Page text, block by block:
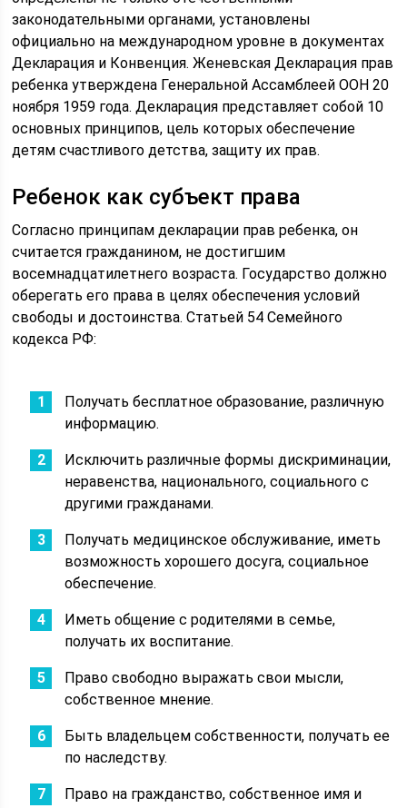
законодательными органами, установлены
официально на международном уровне в документах
Декларация и Конвенция. Женевская Декларация прав
ребенка утверждена Генеральной Ассамблеей ООН 20
ноября 1959 года. Декларация представляет собой 10
основных принципов, цель которых обеспечение
детям счастливого детства, защиту их прав.
Ребенок как субъект права
Согласно принципам декларации прав ребенка, он
считается гражданином, не достигшим
восемнадцатилетнего возраста. Государство должно
оберегать его права в целях обеспечения условий
свободы и достоинства. Статьей 54 Семейного
кодекса РФ:
Получать бесплатное образование, различную
информацию.
Исключить различные формы дискриминации,
неравенства, национального, социального с
другими гражданами.
Получать медицинское обслуживание, иметь
возможность хорошего досуга, социальное
обеспечение.
Иметь общение с родителями в семье,
получать их воспитание.
Право свободно выражать свои мысли,
собственное мнение.
Быть владельцем собственности, получать ее
по наследству.
Право на гражданство, собственное имя и